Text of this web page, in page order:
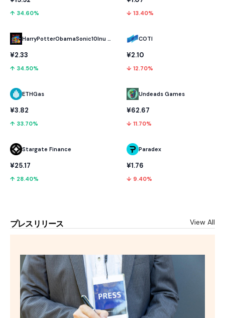
↑ 34.60%
HarryPotterObamaSonic10Inu (ETH)
¥2.33
↑ 34.50%
ETHGas
¥3.82
↑ 33.70%
Stargate Finance
¥25.17
↑ 28.40%
↓ 13.40%
COTI
¥2.10
↓ 12.70%
Undeads Games
¥62.67
↓ 11.70%
Paradex
¥1.76
↓ 9.40%
プレスリリース View All